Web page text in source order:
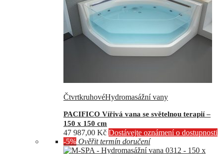
ČtvrtkruhovéHydromasážní vany
PACIFICO Vířivá vana se světelnou terapií –
150 x 150 cm
47 987,00 Kč Dostávejte oznámení o dostupnosti
-5% Ověřit termín doručení